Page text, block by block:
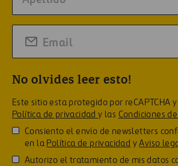
No olvides leer esto!
Este sitio esta protegido por reCAPTCHA
Política de privacidady las Condiciones
Consiento el envío de newsletters
en la Política de privacidad yAviso
Autorizo el tratamiento de mis datos